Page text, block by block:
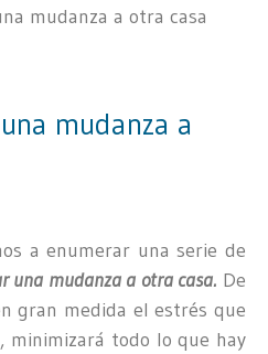
mudanza a
a enumerar una serie de
una mudanza a otra casa. De
gran medida el estrés que
minimizará todo lo que hay